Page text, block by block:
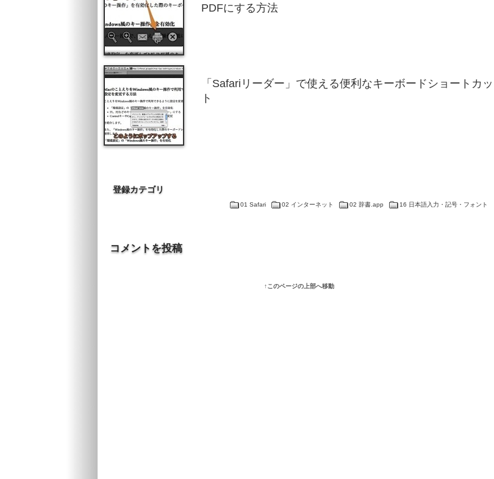
PDFにする方法
「Safariリーダー」で使える便利なキーボードショートカッ
ト
登録カテゴリ
01 Safari 02 インターネット 02 辞書.app 16 日本語入力・記号・フォント
コメントを投稿
↑このページの上部へ移動